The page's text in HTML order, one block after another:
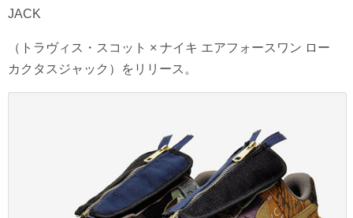
JACK
（トラヴィス・スコット × ナイキ エアフォースワン ロー
カクタスジャック）をリリース。